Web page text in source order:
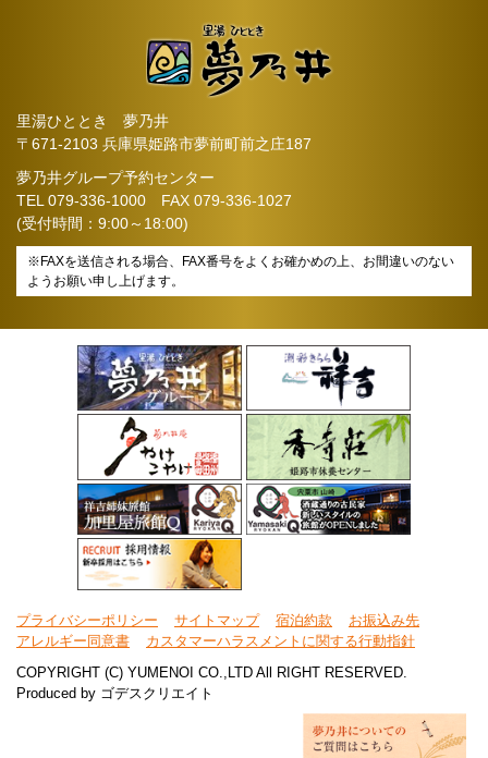
里湯ひととき 夢乃井
〒671-2103 兵庫県姫路市夢前町前之庄187
夢乃井グループ予約センター
TEL 079-336-1000 FAX 079-336-1027
(受付時間：9:00～18:00)
※FAXを送信される場合、FAX番号をよくお確かめの上、お間違いのない
ようお願い申し上げます。
プライバシーポリシー サイトマップ 宿泊約款
お振込み先
アレルギー同意書
カスタマーハラスメントに関する行動指針
COPYRIGHT (C) YUMENOI CO.,LTD All RIGHT RESERVED.
Produced by ゴデスクリエイト